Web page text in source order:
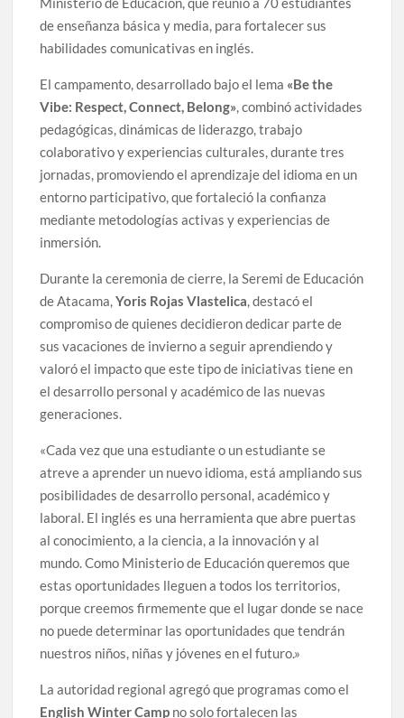
de enseñanza básica y media, para fortalecer sus
habilidades comunicativas en inglés.
El campamento, desarrollado bajo el lema «Be the
Vibe: Respect, Connect, Belong», combinó actividades
pedagógicas, dinámicas de liderazgo, trabajo
colaborativo y experiencias culturales, durante tres
jornadas, promoviendo el aprendizaje del idioma en un
entorno participativo, que fortaleció la confianza
mediante metodologías activas y experiencias de
inmersión.
Durante la ceremonia de cierre, la Seremi de Educación
de Atacama,Yoris Rojas Vlastelica, destacó el
compromiso de quienes decidieron dedicar parte de
sus vacaciones de invierno a seguir aprendiendo y
valoró el impacto que este tipo de iniciativas tiene en
el desarrollo personal y académico de las nuevas
generaciones.
«Cada vez que una estudiante o un estudiante se
atreve a aprender un nuevo idioma, está ampliando sus
posibilidades de desarrollo personal, académico y
laboral. El inglés es una herramienta que abre puertas
al conocimiento, a la ciencia, a la innovación y al
mundo. Como Ministerio de Educación queremos que
estas oportunidades lleguen a todos los territorios,
porque creemos firmemente que el lugar donde se nace
no puede determinar las oportunidades que tendrán
nuestros niños, niñas y jóvenes en el futuro.»
La autoridad regional agregó que programas como el
English Winter Camp no solo fortalecen las